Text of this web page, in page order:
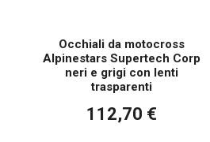
Occhiali da motocross
Alpinestars Supertech Corp
neri e grigi con lenti
trasparenti
112,70 €